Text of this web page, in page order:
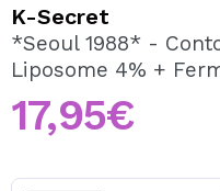
Al crear una cuenta en
tus compras
K-Secret
*Seoul 1988* -
Liposome 4% +
17,95€